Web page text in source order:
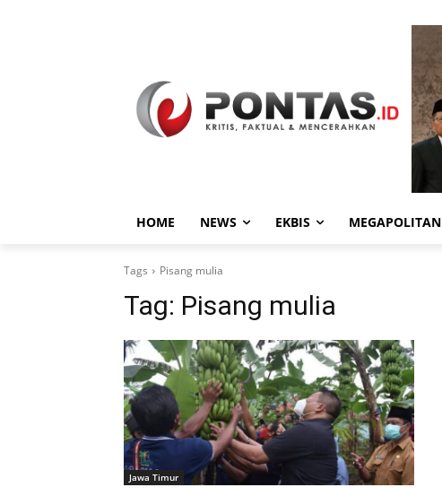
HOME NEWS EKBIS MEGAPOLITAN
Tags Pisang mulia
Tag: Pisang mulia
Jawa Timur